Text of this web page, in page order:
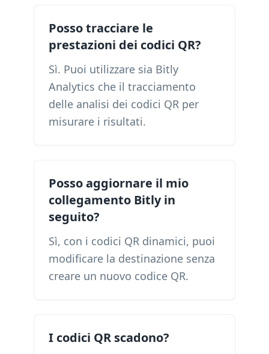
Posso tracciare le
prestazioni dei codici QR?
Sì. Puoi utilizzare sia Bitly
Analytics che il tracciamento
delle analisi dei codici QR per
misurare i risultati.
Posso aggiornare il mio
collegamento Bitly in
seguito?
Sì, con i codici QR dinamici, puoi
modificare la destinazione senza
creare un nuovo codice QR.
I codici QR scadono?